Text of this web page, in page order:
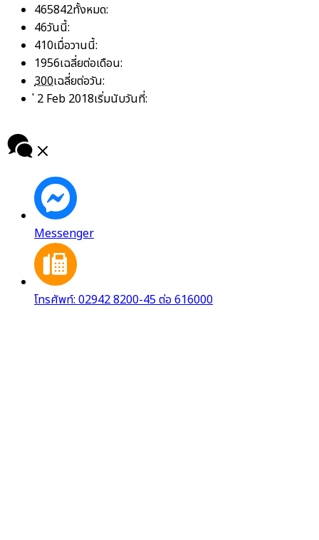
465842ทั้งหมด:
46วันนี้:
410เมื่อวานนี้:
1956เฉลี่ยต่อเดือน:
300เฉลี่ยต่อวัน:
่ 2 Feb 2018เริ่มนับวันที่:
Messenger
โทรศัพท์: 02942 8200-45 ต่อ 616000